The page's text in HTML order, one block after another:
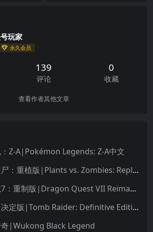
玩家
永久会员
139
评论
0
收藏
查看作者其他文章
Z-A|Pokémon Legends: Z-A中文
植物大战僵尸：重植版|Plants vs. Zombies: Replanted中文
勇者斗恶龙7：重制版|Dragon Quest VII Reimagined中文
古墓丽影：决定版|Tomb Raider: Definitive Edition中文
奇|Wukong Black Legend